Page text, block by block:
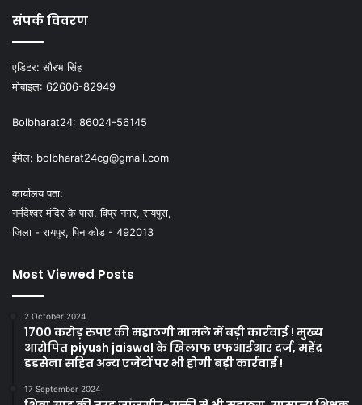
संपर्क विवरण
एडिटर:सौरभ सिंह
मोबाइल: 62606-82949
Bolbharat24: 86024-56145
ईमेल: bolbharat24cg@gmail.com
कार्यालय पता:
नर्मदेश्वर मंदिर के पास, विप्र नगर, रायपुरा,
जिला - रायपुर, पिन कोड - 492013
Most Viewed Posts
2 October 2024
1700 करोड़ रुपए की महाठगी मामले में बड़ी कार्रवाई ! मुख्य
आरोपित piyush jaiswal के खिलाफ एफआईआर दर्ज, महेंद्र
डडसेना सहित अन्य एजेंटों पर भी होगी बड़ी कार्रवाई !
17 September 2024